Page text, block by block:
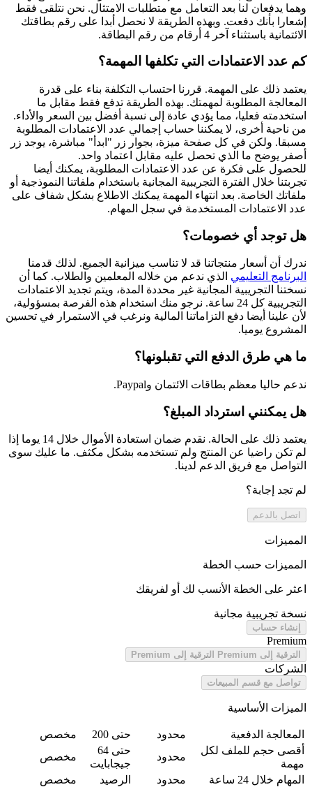
وهما يدفعان لنا بعد التعامل مع متطلبات الامتثال. نحن نتلقى فقط
إشعارا بأنك دفعت. وبهذه الطريقة لا نحصل أبدا على رقم بطاقتك
الائتمانية باستثناء آخر 4 أرقام من رقم البطاقة.
كم عدد الاعتمادات التي تكلفها المهمة؟
يعتمد ذلك على المهمة. قررنا احتساب التكلفة بناء على قدرة
المعالجة المطلوبة لمهمتك. بهذه الطريقة تدفع فقط مقابل ما
استخدمته فعليا، مما يؤدي عادة إلى نسبة أفضل بين السعر والأداء.
من ناحية أخرى، لا يمكننا حساب إجمالي عدد الاعتمادات المطلوبة
مسبقا. ولكن في كل صفحة ميزة، بجوار زر "ابدأ" مباشرة، يوجد زر
أصفر يوضح ما الذي تحصل عليه مقابل اعتماد واحد.
للحصول على فكرة عن عدد الاعتمادات المطلوبة، يمكنك أيضا
تجربتنا خلال الفترة التجريبية المجانية باستخدام ملفاتنا النموذجية أو
ملفاتك الخاصة. بعد انتهاء المهمة يمكنك الاطلاع بشكل شفاف على
عدد الاعتمادات المستخدمة في سجل المهام.
هل توجد أي خصومات؟
ندرك أن أسعار منتجاتنا قد لا تناسب ميزانية الجميع. لذلك قدمنا
البرنامج التعليمي الذي ندعم من خلاله المعلمين والطلاب. كما أن
نسختنا التجريبية المجانية غير محددة المدة، ويتم تجديد الاعتمادات
التجريبية كل 24 ساعة. نرجو منك استخدام هذه الفرصة بمسؤولية،
لأن علينا أيضا دفع التزاماتنا المالية ونرغب في الاستمرار في تحسين
المشروع يوميا.
ما هي طرق الدفع التي تقبلونها؟
ندعم حاليا معظم بطاقات الائتمان وPaypal.
هل يمكنني استرداد المبلغ؟
يعتمد ذلك على الحالة. نقدم ضمان استعادة الأموال خلال 14 يوما إذا
لم تكن راضيا عن المنتج ولم تستخدمه بشكل مكثف. ما عليك سوى
التواصل مع فريق الدعم لدينا.
لم تجد إجابة؟
اتصل بالدعم
المميزات
المميزات حسب الخطة
اعثر على الخطة الأنسب لك أو لفريقك
نسخة تجريبية مجانية
إنشاء حساب
Premium
الترقية إلى Premium الترقية إلى Premium
الشركات
تواصل مع قسم المبيعات
الميزات الأساسية
المعالجة الدفعية محدود حتى 200
مخصص
أقصى حجم للملف لكل
مهمة
محدود
حتى 64
جيجابايت
مخصص
المهام خلال 24 ساعة
محدود الرصيد
مخصص